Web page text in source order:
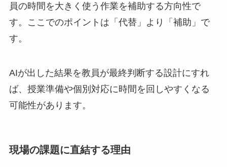
員の時間を大きく使う作業を補助する方向性で
す。ここでのポイントは「代替」より「補助」で
す。
AIが出した結果を教員が最終判断する設計にすれ
ば、授業準備や個別対応に時間を回しやすくなる
可能性があります。
現場の課題に直結する理由